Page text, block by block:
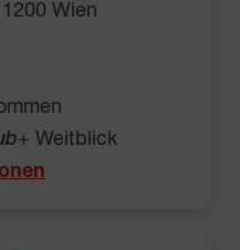
Wien
+ Weitblick